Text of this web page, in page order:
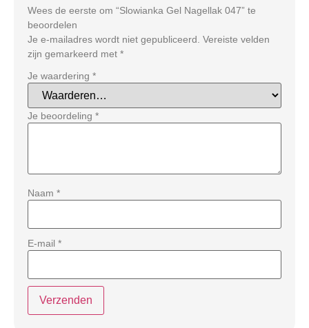
Wees de eerste om “Slowianka Gel Nagellak 047” te
beoordelen
Je e-mailadres wordt niet gepubliceerd. Vereiste velden
zijn gemarkeerd met *
Je waardering *
Je beoordeling *
Naam *
E-mail *